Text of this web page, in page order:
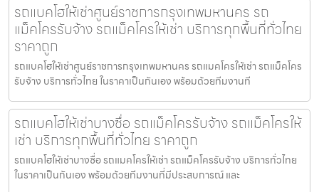
รถแบคโฮให้เช่าศูนย์ราชการกรุงเทพมหานคร รถ
แม็คโครรับจ้าง รถแม็คโครให้เช่า บริการทุกพื้นที่ทั่วไทย
ราคาถูก
รถแบคโฮให้เช่าศูนย์ราชการกรุงเทพมหานคร รถแมคโครให้เช่า รถแม็คโคร
รับจ้าง บริการทั่วไทย ในราคาเป็นกันเอง พร้อมด้วยทีมงานที
รถแบคโฮให้เช่าบางซื่อ รถแม็คโครรับจ้าง รถแม็คโครให้
เช่า บริการทุกพื้นที่ทั่วไทย ราคาถูก
รถแบคโฮให้เช่าบางซื่อ รถแมคโครให้เช่า รถแม็คโครรับจ้าง บริการทั่วไทย
ในราคาเป็นกันเอง พร้อมด้วยทีมงานที่มีประสบการณ์ และ